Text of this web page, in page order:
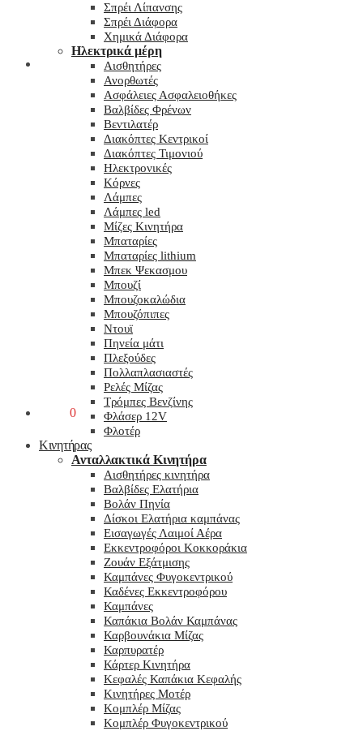
0
Σπρέι Λίπανσης
Σπρέι Διάφορα
Χημικά Διάφορα
Hλεκτρικά μέρη
Αισθητήρες
Ανορθωτές
Ασφάλειες Ασφαλειοθήκες
Βαλβίδες Φρένων
Βεντιλατέρ
Διακόπτες Κεντρικοί
Διακόπτες Τιμονιού
Ηλεκτρονικές
Κόρνες
Λάμπες
Λάμπες led
Μίζες Κινητήρα
Μπαταρίες
Μπαταρίες lithium
Μπεκ Ψεκασμου
Μπουζί
Μπουζοκαλώδια
Μπουζόπιπες
Ντουϊ
Πηνεία μάτι
Πλεξούδες
Πολλαπλασιαστές
Ρελές Μίζας
Τρόμπες Βενζίνης
Φλάσερ 12V
Φλοτέρ
Κινητήρας
Ανταλλακτικά Κινητήρα
Αισθητήρες κινητήρα
Βαλβίδες Ελατήρια
Βολάν Πηνία
Δίσκοι Ελατήρια καμπάνας
Εισαγωγές Λαιμοί Αέρα
Εκκεντροφόροι Κοκκοράκια
Ζουάν Εξάτμισης
Καμπάνες Φυγοκεντρικού
Καδένες Εκκεντροφόρου
Καμπάνες
Καπάκια Βολάν Καμπάνας
Καρβουνάκια Μίζας
Καρπυρατέρ
Κάρτερ Κινητήρα
Κεφαλές Καπάκια Κεφαλής
Κινητήρες Μοτέρ
Κομπλέρ Μίζας
Κομπλέρ Φυγοκεντρικού